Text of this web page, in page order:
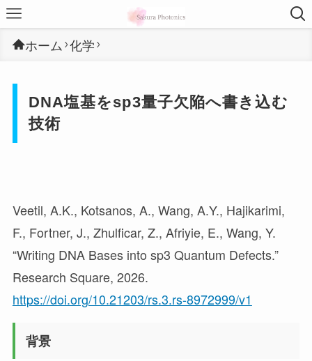
ホーム 化学
DNA塩基をsp3量子欠陥へ書き込む
技術
Veetil, A.K., Kotsanos, A., Wang, A.Y., Hajikarimi,
F., Fortner, J., Zhulficar, Z., Afriyie, E., Wang, Y.
“Writing DNA Bases into sp3 Quantum Defects.”
Research Square, 2026.
https://doi.org/10.21203/rs.3.rs-8972999/v1
背景